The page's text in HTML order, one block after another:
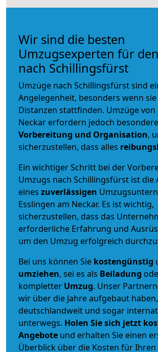
Wir sind die besten
Umzugsexperten für
nach Schillingsfürst
Umzüge nach Schillingsfürst sind
Angelegenheit, besonders wenn
Distanzen stattfinden. Umzüge von
Neckar erfordern jedoch besondere
Vorbereitung und Organisation,
sicherzustellen, dass alles
Ein wichtiger Schritt bei der
Umzugs nach Schillingsfürst ist die
eines zuverlässigen
Esslingen am Neckar. Es ist wichtig,
sicherzustellen, dass das
erforderliche Erfahrung und
um den Umzug erfolgreich
Bei uns können Sie kostengünstig
umziehen, sei es als Beiladung
kompletter Umzug. Unser
wir über die Jahre aufgebaut
deutschlandweit und sogar
unterwegs. Holen Sie sich jetzt
Angebote und erhalten Sie einen
Überblick über die Kosten für Ihren